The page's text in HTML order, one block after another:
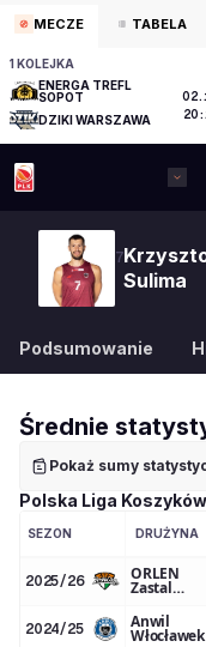
MECZE TABELA
1 KOLEJKA
ENERGA TREFL
SOPOT
DZIKI WARSZAWA
7
Sulima
Podsumowanie
Średnie
Pokaż sumy
Polska Liga
SEZON DRUŻYNA
2025/26 ORLEN
Zastal
2024/25 Anwil
Włocławek